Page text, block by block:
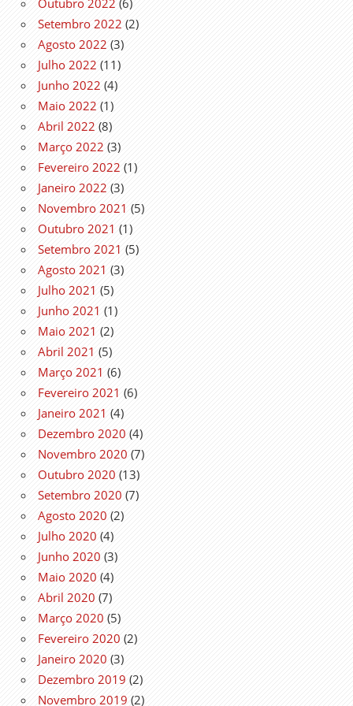
Setembro 2022 (2)
Agosto 2022 (3)
Julho 2022 (11)
Junho 2022 (4)
Maio 2022 (1)
Abril 2022 (8)
Março 2022 (3)
Fevereiro 2022 (1)
Janeiro 2022 (3)
Novembro 2021 (5)
Outubro 2021 (1)
Setembro 2021 (5)
Agosto 2021 (3)
Julho 2021 (5)
Junho 2021 (1)
Maio 2021 (2)
Abril 2021 (5)
Março 2021 (6)
Fevereiro 2021 (6)
Janeiro 2021 (4)
Dezembro 2020 (4)
Novembro 2020 (7)
Outubro 2020 (13)
Setembro 2020 (7)
Agosto 2020 (2)
Julho 2020 (4)
Junho 2020 (3)
Maio 2020 (4)
Abril 2020 (7)
Março 2020 (5)
Fevereiro 2020 (2)
Janeiro 2020 (3)
Dezembro 2019 (2)
Novembro 2019 (2)